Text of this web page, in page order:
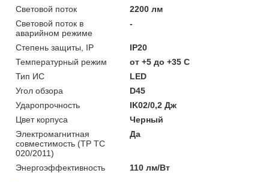
Световой поток
2200 лм
Световой поток в
аварийном режиме
-
Степень защиты, IP
IP20
Температурный режим
от +5 до +35 C
Тип ИС
LED
Угол обзора
D45
Ударопрочность
IK02/0,2 Дж
Цвет корпуса
Черный
Электромагнитная
совместимость (ТР ТС
020/2011)
Да
Энергоэффективность 110 лм/Вт